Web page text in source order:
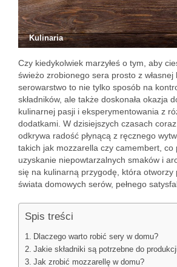
Kulinaria
Czy kiedykolwiek marzyłeś o tym, aby
świeżo zrobionego sera prosto z własnej
serowarstwo to nie tylko sposób na
składników, ale także doskonała okazja
kulinarnej pasji i eksperymentowania z
dodatkami. W dzisiejszych czasach
odkrywa radość płynącą z ręcznego
takich jak mozzarella czy camembert, co
uzyskanie niepowtarzalnych smaków i
się na kulinarną przygodę, która otworzy
świata domowych serów, pełnego
Spis treści
Dlaczego warto robić sery w domu?
Jakie składniki są potrzebne do
Jak zrobić mozzarellę w domu?